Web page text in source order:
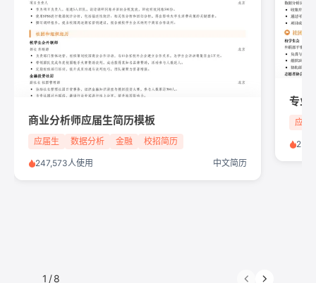
商业分析师应届生简历模板
应届生 数据分析 金融 校招简历
247,573人使用 中文简历
专业
应届
1 /8